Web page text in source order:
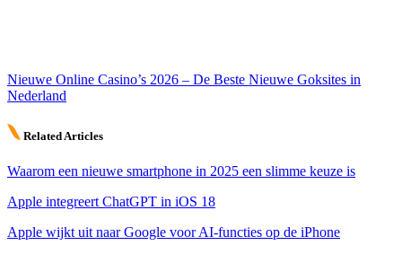
Nieuwe Online Casino’s 2026 – De Beste Nieuwe Goksites in
Nederland
Related Articles
Waarom een nieuwe smartphone in 2025 een slimme keuze is
Apple integreert ChatGPT in iOS 18
Apple wijkt uit naar Google voor AI-functies op de iPhone